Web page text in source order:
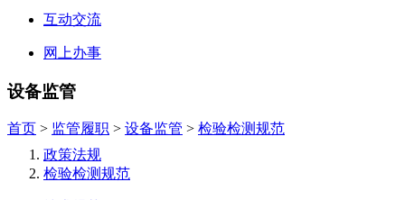
互动交流
网上办事
设备监管
首页 > 监管履职 > 设备监管 > 检验检测规范
政策法规
检验检测规范